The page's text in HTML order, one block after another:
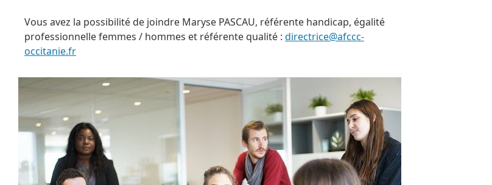
Vous avez la possibilité de joindre Maryse PASCAU, référente handicap, égalité
professionnelle femmes / hommes et référente qualité : directrice@afccc-
occitanie.fr